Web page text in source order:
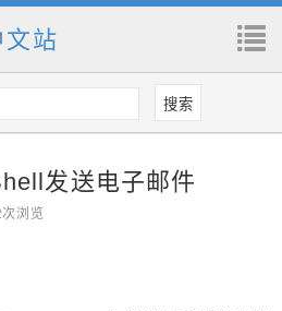
站
发送电子邮件
浏览